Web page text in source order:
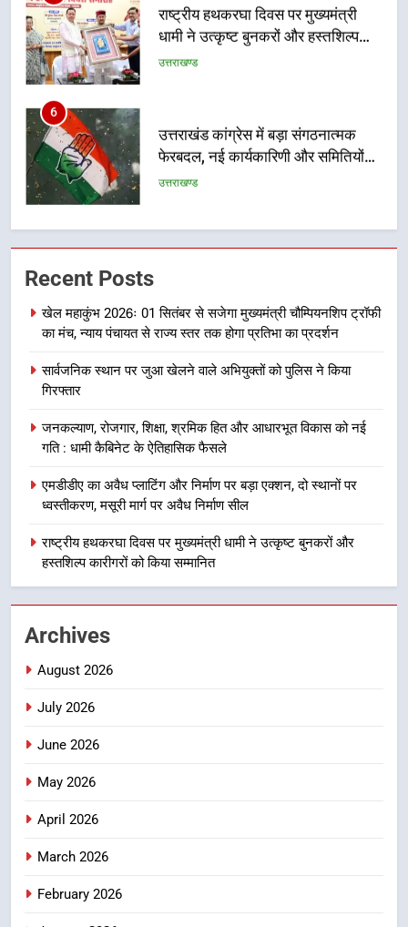
राष्ट्रीय हथकरघा दिवस पर मुख्यमंत्री
धामी ने उत्कृष्ट बुनकरों और हस्तशिल्प
कारीगरों को किया सम्मानित
उत्तराखण्ड
6
उत्तराखंड कांग्रेस में बड़ा संगठनात्मक
फेरबदल, नई कार्यकारिणी और समितियों
का गठन
उत्तराखण्ड
7
मुख्यमंत्री धामी बोले- युवाओं को रोजगार
भर्ती
उत्तराखण्ड
दिल्ली-देहरादून आर्थिक कॉरिडोर से जुड़ी
का डीएम ने किया निरीक्षण; समयबद्ध एवं
गुणवत्तापूर्ण निर्माण सुनिश्चित करने के
नहींः डीएम
उत्तराखण्ड
खेल महाकुंभ 2026ः 01 सितंबर से सजेगा
न्याय पंचायत से राज्य स्तर तक होगा
प्रतिभा का प्रदर्शन
उत्तराखण्ड
3
Recent Posts
खेल महाकुंभ 2026ः 01 सितंबर से सजेगा मुख्यमंत्री चौम्पियनशिप ट्रॉफी
का मंच, न्याय पंचायत से राज्य स्तर तक होगा प्रतिभा का प्रदर्शन
सार्वजनिक स्थान पर जुआ खेलने वाले अभियुक्तों को पुलिस ने किया
गिरफ्तार
जनकल्याण, रोजगार, शिक्षा, श्रमिक हित और आधारभूत विकास को नई
गति : धामी कैबिनेट के ऐतिहासिक फैसले
एमडीडीए का अवैध प्लाटिंग और निर्माण पर बड़ा एक्शन, दो स्थानों पर
ध्वस्तीकरण, मसूरी मार्ग पर अवैध निर्माण सील
राष्ट्रीय हथकरघा दिवस पर मुख्यमंत्री धामी ने उत्कृष्ट बुनकरों और
हस्तशिल्प कारीगरों को किया सम्मानित
Archives
August 2026
July 2026
June 2026
May 2026
April 2026
March 2026
February 2026